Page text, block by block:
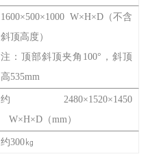
1600×500×1000 W×H×D（不含
斜顶高度）
注：顶部斜顶夹角100°，斜顶
高535mm
约2480×1520×1450
W×H×D（mm）
约300㎏